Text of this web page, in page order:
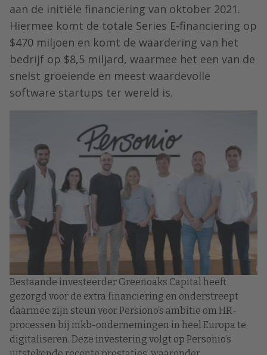
aan de initiële financiering van oktober 2021.
Hiermee komt de totale Series E-financiering op
$470 miljoen en komt de waardering van het
bedrijf op $8,5 miljard, waarmee het een van de
snelst groeiende en meest waardevolle
software startups ter wereld is.
Bestaande investeerder Greenoaks Capital heeft
gezorgd voor de extra financiering en onderstreept
daarmee zijn steun voor Persiono’s ambitie om HR-
processen bij mkb-ondernemingen in heel Europa te
digitaliseren. Deze investering volgt op Personio’s